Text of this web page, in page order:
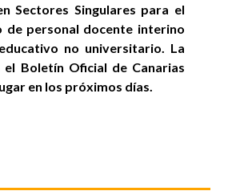
Sectores Singulares para el
de personal docente interino
no universitario. La
el Boletín Oficial de Canarias
en los próximos días.